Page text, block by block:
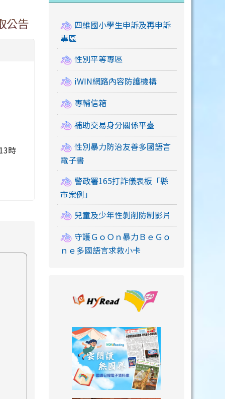
公告
時
四維國小學生申訴及再申訴
專區
性別平等專區
iWIN網路內容防護機構
專輔信箱
補助交易身分關係平臺
性別暴力防治友善多國語言
電子書
警政署165打詐儀表板「縣
市案例」
兒童及少年性剝削防制影片
守護ＧｏＯｎ暴力ＢｅＧｏ
ｎｅ多國語言求救小卡